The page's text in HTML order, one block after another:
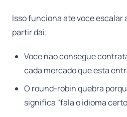
Isso funciona ate voce escalar
partir dai:
Voce nao consegue
cada mercado que esta
O round-robin quebra
significa "fala o idioma